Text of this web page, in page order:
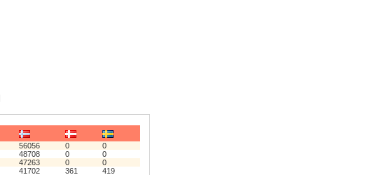
56056 0
0
48708 0
0
47263 0
0
41702 361
419